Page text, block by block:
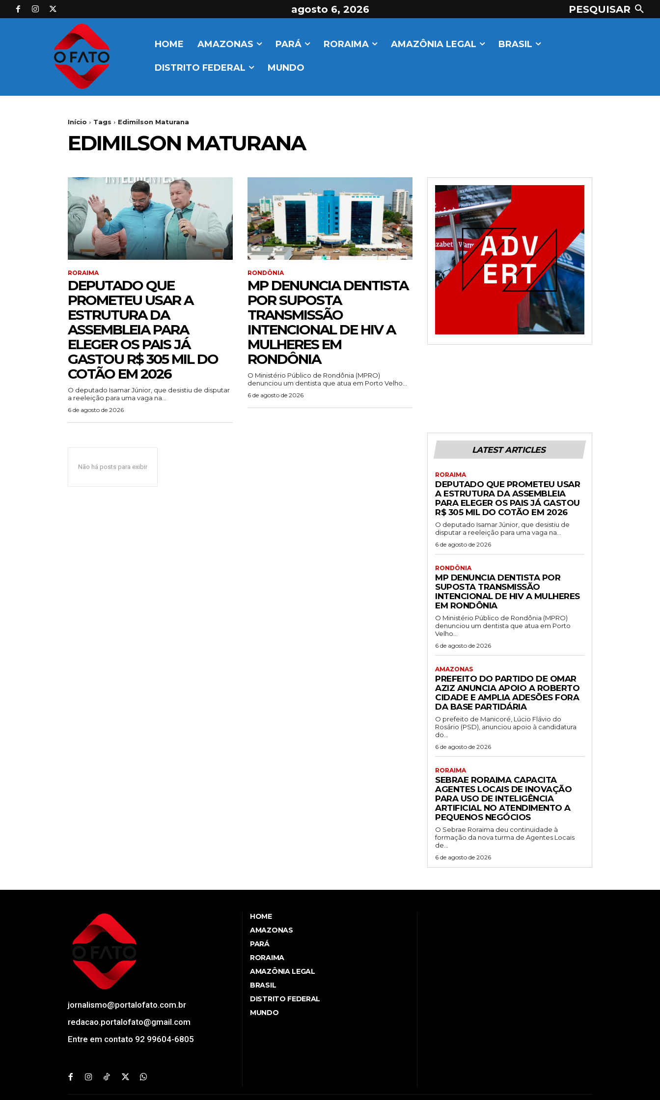
agosto 6, 2026 PESQUISAR
HOME AMAZONAS PARÁ RORAIMA AMAZÔNIA LEGAL BRASIL
DISTRITO FEDERAL MUNDO
Início Tags Edimilson Maturana
EDIMILSON MATURANA
RORAIMA
DEPUTADO QUE
PROMETEU USAR A
ESTRUTURA DA
ASSEMBLEIA PARA
ELEGER OS PAIS JÁ
GASTOU R$ 305 MIL DO
COTÃO EM 2026
O deputado Isamar Júnior, que desistiu de disputar
a reeleição para uma vaga na...
6 de agosto de 2026
RONDÔNIA
MP DENUNCIA DENTISTA
POR SUPOSTA
TRANSMISSÃO
INTENCIONAL DE HIV A
MULHERES EM
RONDÔNIA
O Ministério Público de Rondônia (MPRO)
denunciou um dentista que atua em Porto Velho...
6 de agosto de 2026
Não há posts para exibir
LATEST ARTICLES
RORAIMA
DEPUTADO QUE PROMETEU USAR
A ESTRUTURA DA ASSEMBLEIA
PARA ELEGER OS PAIS JÁ GASTOU
R$ 305 MIL DO COTÃO EM 2026
O deputado Isamar Júnior, que desistiu de
disputar a reeleição para uma vaga na...
6 de agosto de 2026
RONDÔNIA
MP DENUNCIA DENTISTA POR
SUPOSTA TRANSMISSÃO
INTENCIONAL DE HIV A MULHERES
EM RONDÔNIA
O Ministério Público de Rondônia (MPRO)
denunciou um dentista que atua em Porto
Velho...
6 de agosto de 2026
AMAZONAS
PREFEITO DO PARTIDO DE OMAR
AZIZ ANUNCIA APOIO A ROBERTO
CIDADE E AMPLIA ADESÕES FORA
DA BASE PARTIDÁRIA
O prefeito de Manicoré, Lúcio Flávio do
Rosário (PSD), anunciou apoio à candidatura
do...
6 de agosto de 2026
RORAIMA
SEBRAE RORAIMA CAPACITA
AGENTES LOCAIS DE INOVAÇÃO
PARA USO DE INTELIGÊNCIA
ARTIFICIAL NO ATENDIMENTO A
PEQUENOS NEGÓCIOS
O Sebrae Roraima deu continuidade à
formação da nova turma de Agentes Locais
de...
6 de agosto de 2026
jornalismo@portalofato.com.br
redacao.portalofato@gmail.com
Entre em contato 92 99604-6805
HOME
AMAZONAS
PARÁ
RORAIMA
AMAZÔNIA LEGAL
BRASIL
DISTRITO FEDERAL
MUNDO